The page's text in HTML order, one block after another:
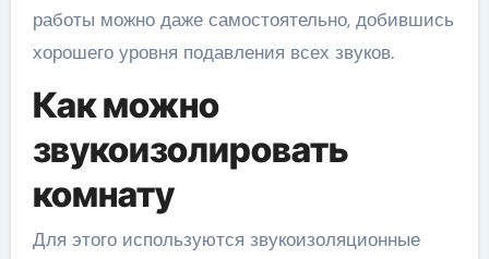
работы можно даже самостоятельно, добившись
хорошего уровня подавления всех звуков.
Как можно
звукоизолировать
комнату
Для этого используются звукоизоляционные